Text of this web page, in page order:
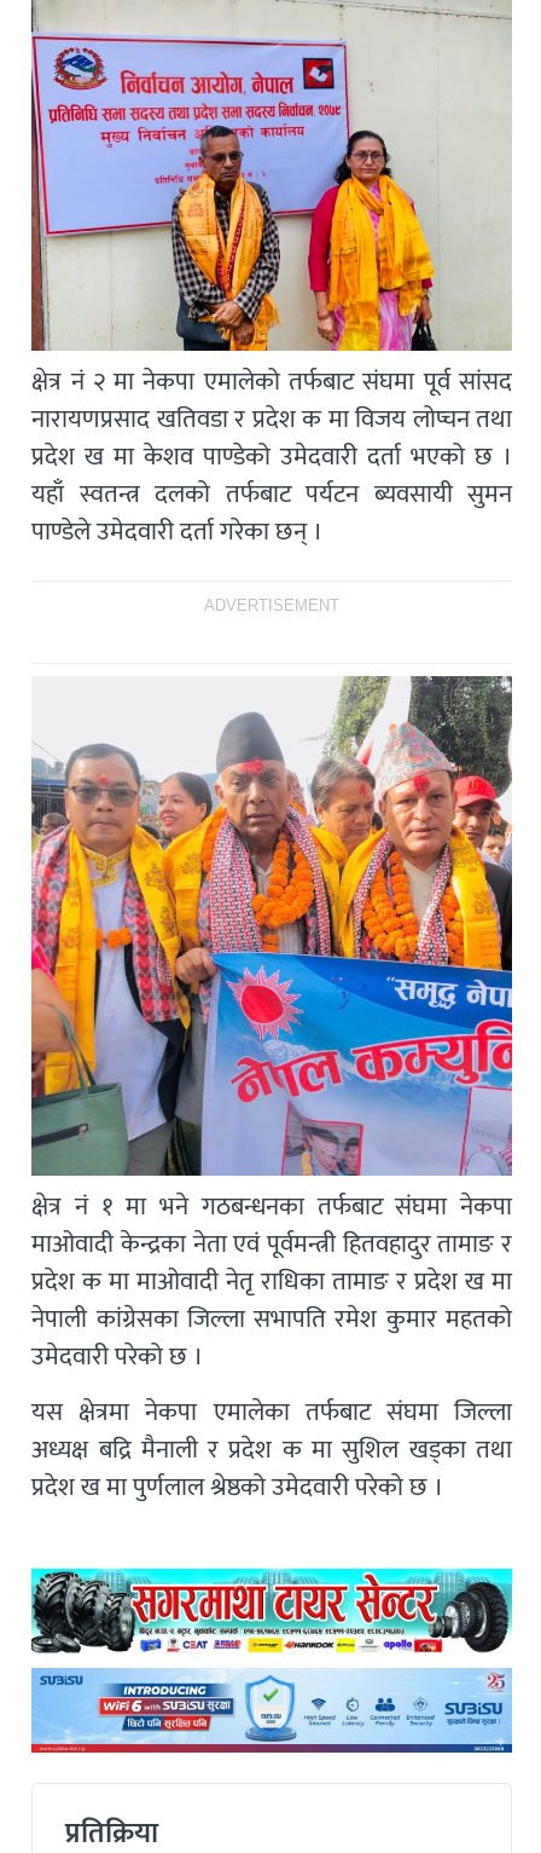
क्षेत्र नं २ मा नेकपा एमालेको तर्फबाट संघमा पूर्व सांसद
नारायणप्रसाद खतिवडा र प्रदेश क मा विजय लोप्चन तथा
प्रदेश ख मा केशव पाण्डेको उमेदवारी दर्ता भएको छ ।
यहाँ स्वतन्त्र दलको तर्फबाट पर्यटन ब्यवसायी सुमन
पाण्डेले उमेदवारी दर्ता गरेका छन् ।
ADVERTISEMENT
क्षेत्र नं १ मा भने गठबन्धनका तर्फबाट संघमा नेकपा
माओवादी केन्द्रका नेता एवं पूर्वमन्त्री हितवहादुर तामाङ र
प्रदेश क मा माओवादी नेतृ राधिका तामाङ र प्रदेश ख मा
नेपाली कांग्रेसका जिल्ला सभापति रमेश कुमार महतको
उमेदवारी परेको छ ।
यस क्षेत्रमा नेकपा एमालेका तर्फबाट संघमा जिल्ला
अध्यक्ष बद्रि मैनाली र प्रदेश क मा सुशिल खड्का तथा
प्रदेश ख मा पुर्णलाल श्रेष्ठको उमेदवारी परेको छ ।
प्रतिक्रिया